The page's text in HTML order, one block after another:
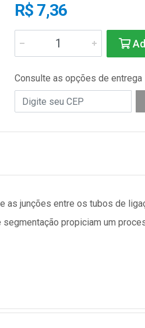
R$ 7,36
Consulte as opções de entrega
junções entre os tubos de
propiciam um